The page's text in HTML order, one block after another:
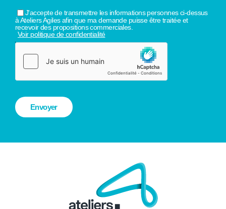
J'accepte de transmettre les informations personnes ci-dessus
à Ateliers Agiles afin que ma demande puisse être traitée et
recevoir des propositions commerciales.
Voir politique de confidentialité